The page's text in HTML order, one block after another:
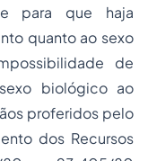
para que haja
quanto ao sexo
de
biológico ao
proferidos pelo
dos Recursos